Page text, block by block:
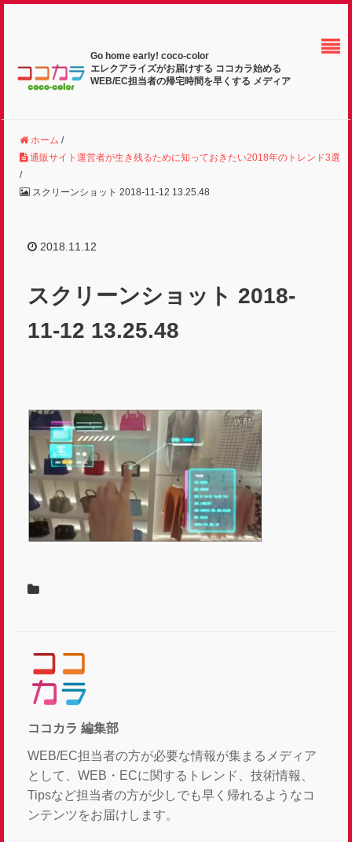
Go home early! coco-color
エレクアライズがお届けする ココカラ始める
WEB/EC担当者の帰宅時間を早くする メディア
ホーム /
通販サイト運営者が生き残るために知っておきたい2018年のトレンド3選
/
スクリーンショット 2018-11-12 13.25.48
2018.11.12
スクリーンショット 2018-
11-12 13.25.48
ココカラ 編集部
WEB/EC担当者の方が必要な情報が集まるメディア
として、WEB・ECに関するトレンド、技術情報、
Tipsなど担当者の方が少しでも早く帰れるようなコ
ンテンツをお届けします。